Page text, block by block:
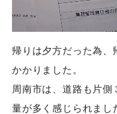
帰りは夕方だった為、
かかりました。
周南市は、道路も片側
量が多く感じられまし